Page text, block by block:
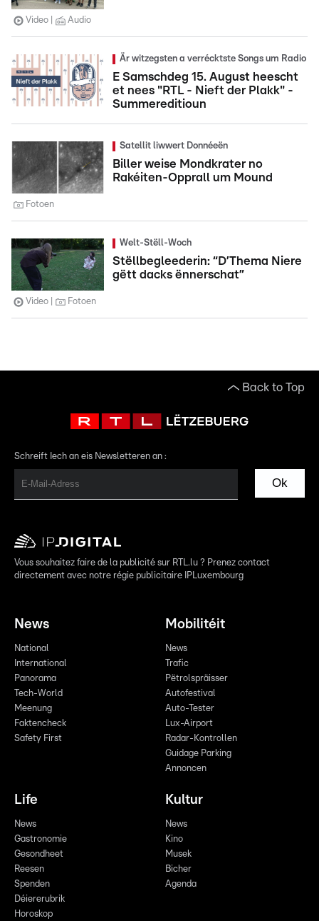
Video Audio
Är witzegsten a verrécktste Songs um Radio
E Samschdeg 15. August heescht
et nees "RTL - Nieft der Plakk" -
Summereditioun
Satellit liwwert Donnéeën
Biller weise Mondkrater no
Rakéiten-Opprall um Mound
Fotoen
Welt-Stëll-Woch
Stëllbegleederin: “D’Thema Niere
gëtt dacks ënnerschat”
Video Fotoen
Back to Top
Schreift Iech an eis Newsletteren an :
Ok
Vous souhaitez faire de la publicité sur RTL.lu ? Prenez contact
directement avec notre régie publicitaire IPLuxembourg
News
National
International
Panorama
Tech-World
Meenung
Faktencheck
Safety First
Mobilitéit
News
Trafic
Pëtrolspräisser
Autofestival
Auto-Tester
Lux-Airport
Radar-Kontrollen
Guidage Parking
Annoncen
Life
News
Gastronomie
Gesondheet
Reesen
Spenden
Déiererubrik
Horoskop
Kultur
News
Kino
Musek
Bicher
Agenda